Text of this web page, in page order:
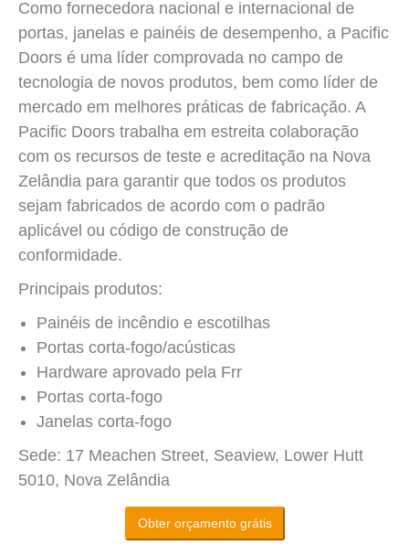
Como fornecedora nacional e internacional de
portas, janelas e painéis de desempenho, a Pacific
Doors é uma líder comprovada no campo de
tecnologia de novos produtos, bem como líder de
mercado em melhores práticas de fabricação. A
Pacific Doors trabalha em estreita colaboração
com os recursos de teste e acreditação na Nova
Zelândia para garantir que todos os produtos
sejam fabricados de acordo com o padrão
aplicável ou código de construção de
conformidade.
Principais produtos:
Painéis de incêndio e escotilhas
Portas corta-fogo/acústicas
Hardware aprovado pela Frr
Portas corta-fogo
Janelas corta-fogo
Sede: 17 Meachen Street, Seaview, Lower Hutt
5010, Nova Zelândia
Obter orçamento grátis